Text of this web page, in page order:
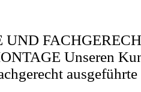
UND
Unseren